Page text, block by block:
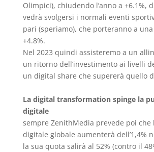
Olimpici), chiudendo l’anno a +6.1%,
vedrà svolgersi i normali eventi
pari (speriamo), che porteranno a
+4.8%.
Nel 2023 quindi assisteremo a un
un ritorno dell’investimento ai livelli
un digital share che supererà quello
La digital transformation spinge la
digitale
sempre ZenithMedia prevede poi che
digitale globale aumenterà dell’1,4%
la sua quota salirà al 52% (contro il